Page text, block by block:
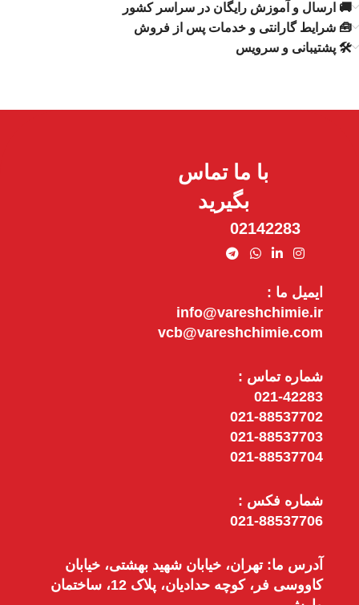
🚚 ارسال و آموزش رایگان در سراسر کشور
🧰 شرایط گارانتی و خدمات پس از فروش
🛠️ پشتیبانی و سرویس
با ما تماس
بگیرید
02142283
ایمیل ما :
info@vareshchimie.ir
vcb@vareshchimie.com
شماره تماس :
021-42283
021-88537702
021-88537703
021-88537704
شماره فکس :
021-88537706
آدرس ما: تهران، خیابان شهید بهشتی، خیابان
کاووسی فر، کوچه حدادیان، پلاک 12، ساختمان